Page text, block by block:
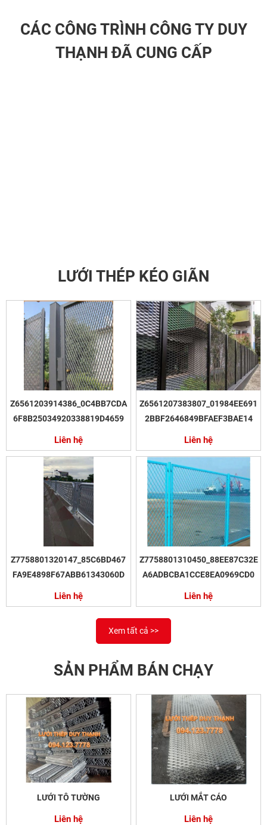
CÁC CÔNG TRÌNH CÔNG TY DUY
THẠNH ĐÃ CUNG CẤP
LƯỚI THÉP KÉO GIÃN
Z6561203914386_0C4BB7CDA
6F8B25034920338819D4659
Liên hệ
Z6561207383807_01984EE691
2BBF2646849BFAEF3BAE14
Liên hệ
Z7758801320147_85C6BD467
FA9E4898F67ABB61343060D
Liên hệ
Z7758801310450_88EE87C32E
A6ADBCBA1CCE8EA0969CD0
Liên hệ
Xem tất cả >>
SẢN PHẨM BÁN CHẠY
LƯỚI TÔ TƯỜNG
Liên hệ
LƯỚI MẮT CÁO
Liên hệ